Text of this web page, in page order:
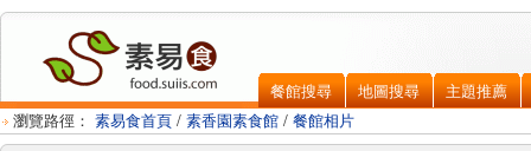
餐館搜尋 地圖搜尋
主題推薦
瀏覽路徑： 素易食首頁 / 素香園素食館 / 餐館相片